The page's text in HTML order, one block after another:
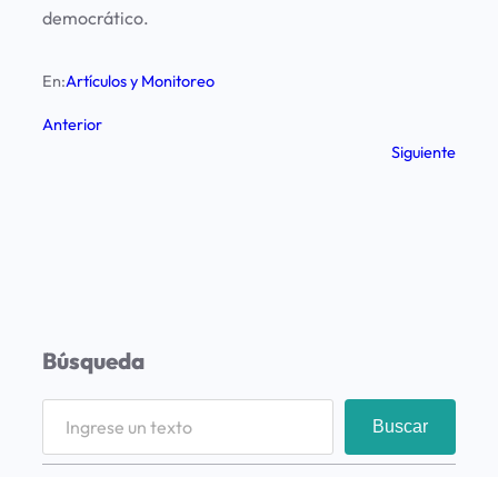
democrático.
En:Artículos y Monitoreo
Anterior
Siguiente
Búsqueda
Buscar